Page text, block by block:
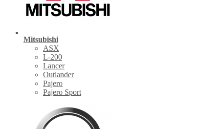
Mitsubishi
ASX
L-200
Lancer
Outlander
Pajero
Pajero Sport